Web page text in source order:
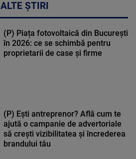
ALTE ȘTIRI
(P) Piața fotovoltaică din București
în 2026: ce se schimbă pentru
proprietarii de case și firme
(P) Ești antreprenor? Află cum te
ajută o campanie de advertoriale
să crești vizibilitatea și încrederea
brandului tău